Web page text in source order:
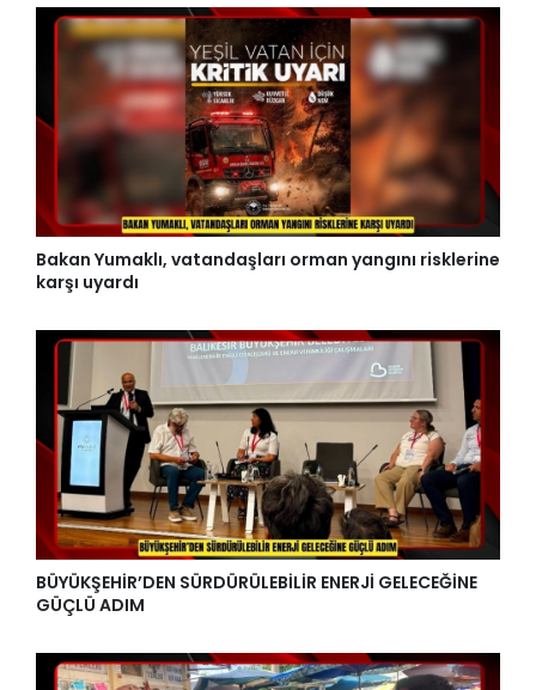
Bakan Yumaklı, vatandaşları orman yangını risklerine
karşı uyardı
BÜYÜKŞEHİR’DEN SÜRDÜRÜLEBİLİR ENERJİ GELECEĞİNE
GÜÇLÜ ADIM